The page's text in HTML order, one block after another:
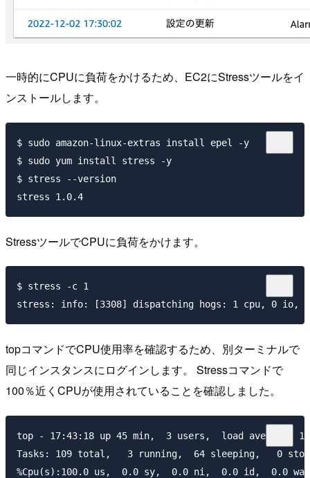
一時的にCPUに負荷をかけるため、EC2にStressツールをイ
ンストールします。
$ sudo amazon-linux-extras install epel -y
$ sudo yum install stress -y
$ stress --version
StressツールでCPUに負荷をかけます。
$ stress -c 1
topコマンドでCPU使用率を確認するため、別ターミナルで
同じインスタンスにログインします。 Stressコマンドで
100％近くCPUが使用されていることを確認しました。
top - 17:43:18 up 45 min,  3 users,  load average:
Tasks: 109 total,   3 running,  64 sleeping,   0
%Cpu(s):100.0 us,  0.0 sy,  0.0 ni,  0.0 id,  0.0